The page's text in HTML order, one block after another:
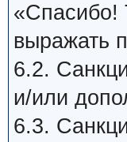
«Спасибо!
выражать
6.2.
и/или
6.3.